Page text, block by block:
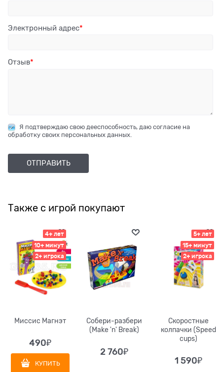
Электронный адрес
Отзыв
Я подтверждаю свою дееспособность, даю согласие на
обработку своих персональных данных.
Также с игрой покупают
4+ лет
10+ минут
2+ игрока
Миссис Магнэт
490₽
КУПИТЬ
Собери-разбери
(Make 'n' Break)
2 760₽
5+ лет
15+ минут
2+ игрока
Скоростные
колпачки (Speed
cups)
1 590₽